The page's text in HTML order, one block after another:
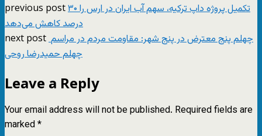
previous postتکمیل پروژه داپ ترکیه، سهم آب ایران در ارس را ۳۰
درصد کاهش می‌دهد
next postچهلم پنج معترض در پنج شهر: مقاومت مردم در مراسم
چهلم حمیدرضا روحی
Leave a Reply
Your email address will not be published. Required fields are
marked*